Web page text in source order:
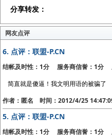
分享转发：
网友点评
6. 点评：联盟-P.CN
结帐及时性：1分 服务商信誉：1分
简直就是傻逼！我文明用语的被骗了
作者：匿名 时间：2012/4/25
5. 点评：联盟-P.CN
结帐及时性：1分 服务商信誉：1分